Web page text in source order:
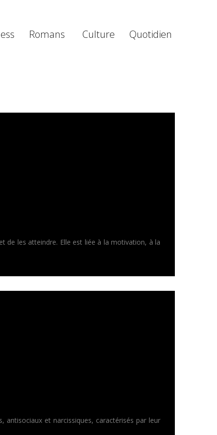
Romans Culture Quotidien
de les atteindre. Elle est liée à la motivation, à la
antisociaux et narcissiques, caractérisés par leur